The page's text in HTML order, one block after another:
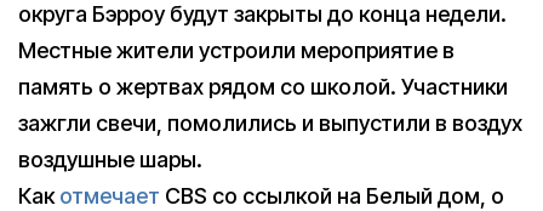
округа Бэрроу будут закрыты до конца недели.
Местные жители устроили мероприятие в
память о жертвах рядом со школой. Участники
зажгли свечи, помолились и выпустили в воздух
воздушные шары.
Какотмечает CBS со ссылкой на Белый дом, о